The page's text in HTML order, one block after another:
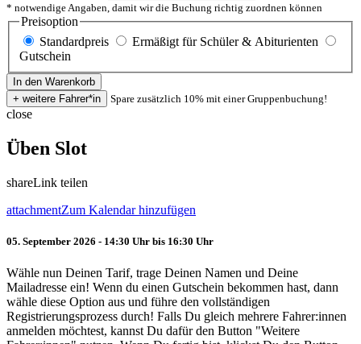
* notwendige Angaben, damit wir die Buchung richtig zuordnen können
Preisoption
Standardpreis
Ermäßigt für Schüler & Abiturienten
Gutschein
Spare zusätzlich 10% mit einer Gruppenbuchung!
close
Üben Slot
shareLink teilen
attachmentZum Kalendar hinzufügen
05. September 2026 - 14:30 Uhr bis 16:30 Uhr
Wähle nun Deinen Tarif, trage Deinen Namen und Deine
Mailadresse ein! Wenn du einen Gutschein bekommen hast, dann
wähle diese Option aus und führe den vollständigen
Registrierungsprozess durch! Falls Du gleich mehrere Fahrer:innen
anmelden möchtest, kannst Du dafür den Button "Weitere